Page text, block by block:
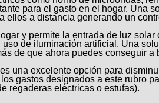
para el gasto en el hogar. Una
ellos a distancia generando un
y permite la entrada de luz solar
de iluminación artificial. Una
de que ahora puedes conseguir a
una excelente opción para
gastos designados a este rubro
regaderas eléctricas o estufas).